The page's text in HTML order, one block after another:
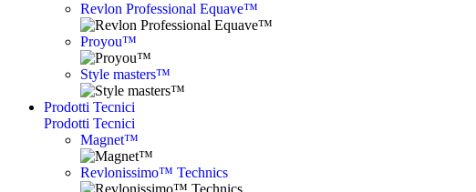
Revlon Professional Equave™
Proyou™
Style masters™
Prodotti Tecnici
Prodotti Tecnici
Magnet™
Revlonissimo™ Technics